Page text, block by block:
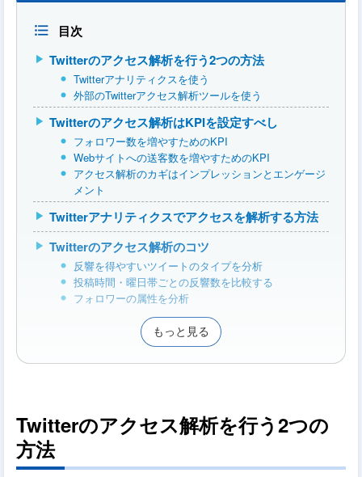
目次
Twitterのアクセス解析を行う2つの方法
Twitterアナリティクスを使う
外部のTwitterアクセス解析ツールを使う
Twitterのアクセス解析はKPIを設定すべし
フォロワー数を増やすためのKPI
Webサイトへの送客数を増やすためのKPI
アクセス解析のカギはインプレッションとエンゲージ
メント
Twitterアナリティクスでアクセスを解析する方法
Twitterのアクセス解析のコツ
反響を得やすいツイートのタイプを分析
投稿時間・曜日帯ごとの反響数を比較する
フォロワーの属性を分析
もっと見る
Twitterのアクセス解析を行う2つの
方法